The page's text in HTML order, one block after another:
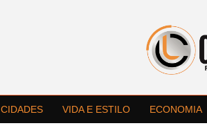
CIDADES VIDA E ESTILO ECONOMIA